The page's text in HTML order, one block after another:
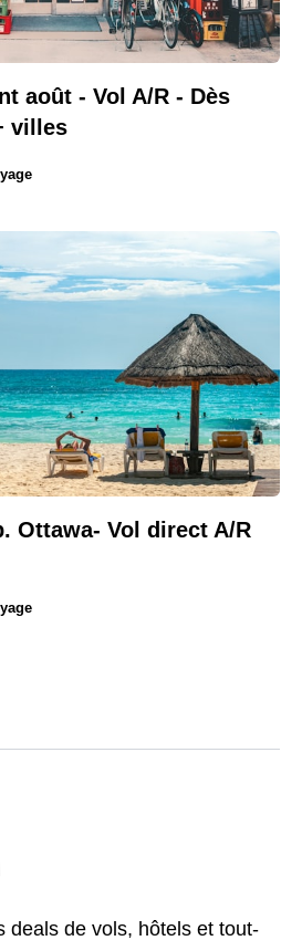
août - Vol A/R - Dès
villes
Ottawa- Vol direct A/R
deals de vols, hôtels et tout-